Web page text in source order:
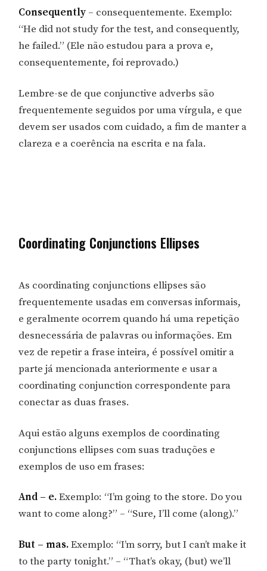
Consequently – consequentemente. Exemplo:
“He did not study for the test, and consequently,
he failed.” (Ele não estudou para a prova e,
consequentemente, foi reprovado.)
Lembre-se de que conjunctive adverbs são
frequentemente seguidos por uma vírgula, e que
devem ser usados com cuidado, a fim de manter a
clareza e a coerência na escrita e na fala.
Coordinating Conjunctions Ellipses
As coordinating conjunctions ellipses são
frequentemente usadas em conversas informais,
e geralmente ocorrem quando há uma repetição
desnecessária de palavras ou informações. Em
vez de repetir a frase inteira, é possível omitir a
parte já mencionada anteriormente e usar a
coordinating conjunction correspondente para
conectar as duas frases.
Aqui estão alguns exemplos de coordinating
conjunctions ellipses com suas traduções e
exemplos de uso em frases:
And – e.Exemplo: “I’m going to the store. Do you
want to come along?” – “Sure, I’ll come (along).”
But – mas.Exemplo: “I’m sorry, but I can’t make it
to the party tonight.” – “That’s okay, (but) we’ll